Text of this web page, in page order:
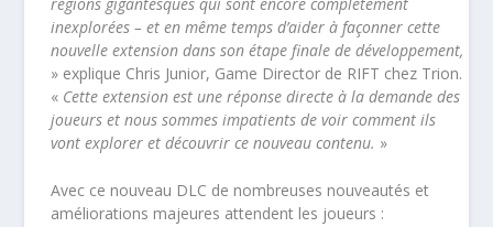
inexplorées – et en même temps d’aider à façonner cette
nouvelle extension dans son étape finale de développement,
» explique Chris Junior, Game Director de RIFT chez Trion.
« Cette extension est une réponse directe à la demande des
joueurs et nous sommes impatients de voir comment ils
vont explorer et découvrir ce nouveau contenu. »
Avec ce nouveau DLC de nombreuses nouveautés et
améliorations majeures attendent les joueurs :